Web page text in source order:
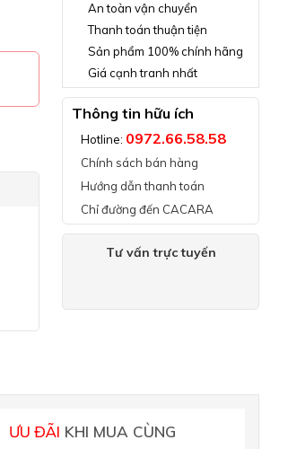
An toàn vận chuyển
Thanh toán thuận tiện
Sản phẩm 100% chính hãng
Giá cạnh tranh nhất
Thông tin hữu ích
Hotline: 0972.66.58.58
Chính sách bán hàng
Hướng dẫn thanh toán
Chỉ đường đến CACARA
Tư vấn trực tuyến
ƯU ĐÃI KHI MUA CÙNG